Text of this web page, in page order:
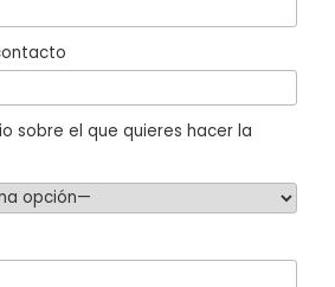
sobre el que quieres hacer la